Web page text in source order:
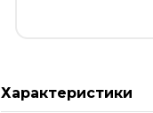
Характеристики